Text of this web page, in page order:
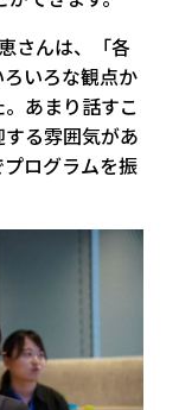
さんは、「各
いろな観点か
あまり話すこ
る雰囲気があ
ログラムを振